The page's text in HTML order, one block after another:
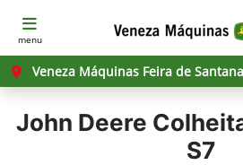
menu
Veneza Máquinas Feira de Santana
John Deere
S7